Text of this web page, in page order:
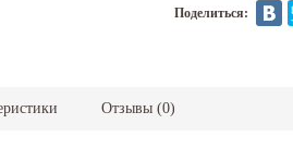
Поделиться:
Отзывы (0)